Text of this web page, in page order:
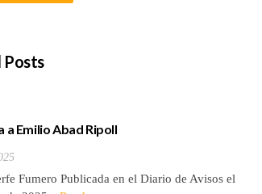
Posts
a Emilio Abad Ripoll
Fumero Publicada en el Diario de Avisos el